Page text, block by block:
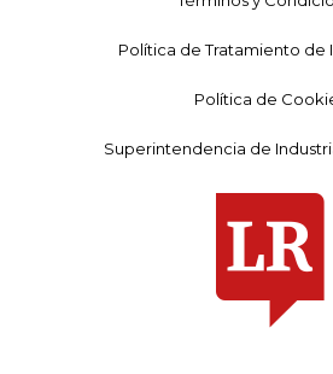
Política de Tratamiento de
Política de
Superintendencia de